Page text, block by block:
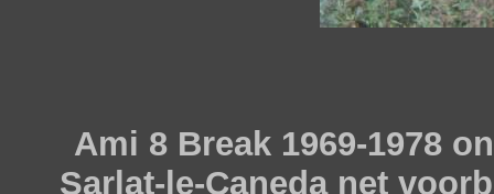
Ami 8 Break 1969-1978
Sarlat-le-Caneda net